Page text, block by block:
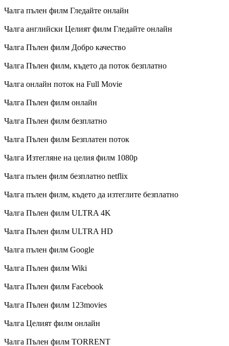
Чалга пълен филм Гледайте онлайн
Чалга английски Целият филм Гледайте онлайн
Чалга Пълен филм Добро качество
Чалга Пълен филм, където да поток безплатно
Чалга онлайн поток на Full Movie
Чалга Пълен филм онлайн
Чалга Пълен филм безплатно
Чалга Пълен филм Безплатен поток
Чалга Изтегляне на целия филм 1080p
Чалга пълен филм безплатно netflix
Чалга пълен филм, където да изтеглите безплатно
Чалга Пълен филм ULTRA 4K
Чалга Пълен филм ULTRA HD
Чалга пълен филм Google
Чалга Пълен филм Wiki
Чалга Пълен филм Facebook
Чалга Пълен филм 123movies
Чалга Целият филм онлайн
Чалга Пълен филм TORRENT